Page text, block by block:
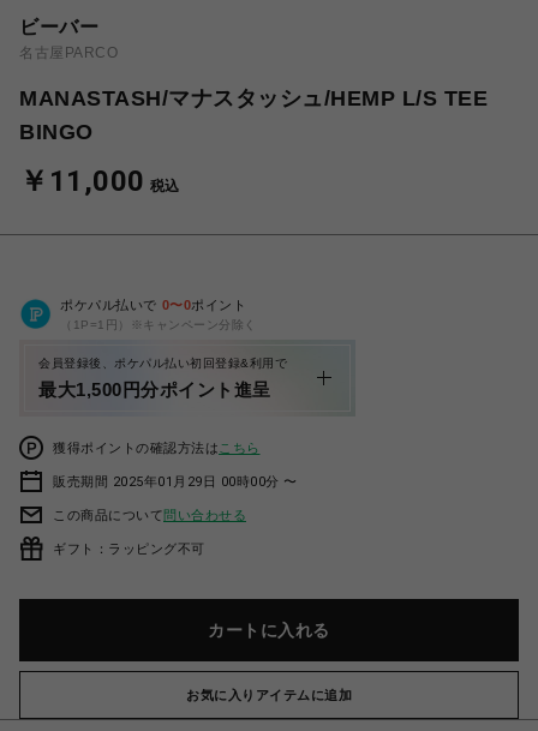
ビーバー
名古屋PARCO
MANASTASH/マナスタッシュ/HEMP L/S TEE
BINGO
￥11,000 税込
ポケパル払いで 0〜0ポイント
（1P=1円）※キャンペーン分除く
会員登録後、ポケパル払い初回登録&利用で
最大1,500円分ポイント進呈
獲得ポイントの確認方法は こちら
販売期間 2025年01月29日 00時00分 〜
この商品について問い合わせる
ギフト：ラッピング不可
カートに入れる
お気に入りアイテムに追加